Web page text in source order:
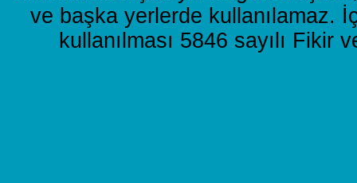
ve başka yerlerde kullanılamaz.
kullanılması 5846 sayılı Fikir